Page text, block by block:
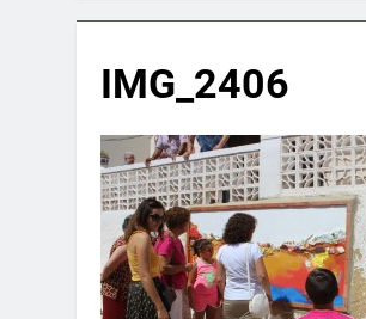
IMG_2406